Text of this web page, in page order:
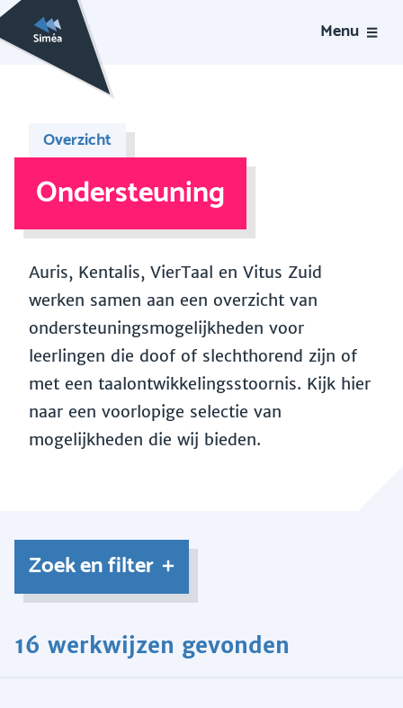
Menu
Overzicht
Ondersteuning
Auris, Kentalis, VierTaal en Vitus Zuid
werken samen aan een overzicht van
ondersteuningsmogelijkheden voor
leerlingen die doof of slechthorend zijn of
met een taalontwikkelingsstoornis. Kijk hier
naar een voorlopige selectie van
mogelijkheden die wij bieden.
Zoek en filter
16 werkwijzen gevonden